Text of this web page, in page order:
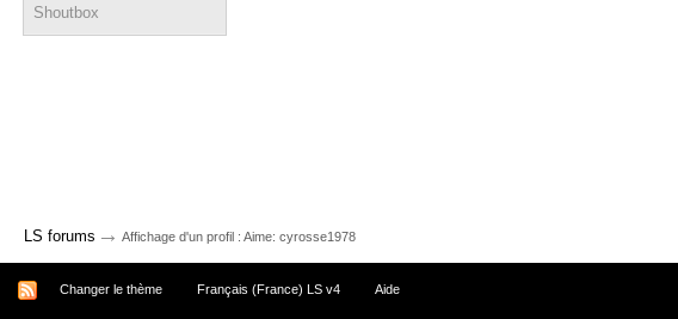
Shoutbox
LS forums → Affichage d'un profil : Aime: cyrosse1978
Changer le thème Français (France) LS v4 Aide